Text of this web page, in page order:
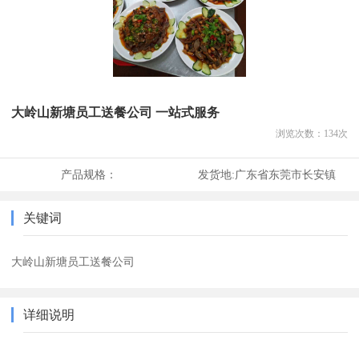
大岭山新塘员工送餐公司 一站式服务
浏览次数： 134次
产品规格： 发货地:广东省东莞市长安镇
关键词
大岭山新塘员工送餐公司
详细说明